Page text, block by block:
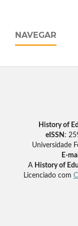
NAVEGAR
History of
eISSN :
Universidade
E-
A History of
Licenciado com